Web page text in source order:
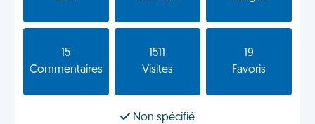
15
Commentaires
1511
Visites
19
Favoris
Non spécifié